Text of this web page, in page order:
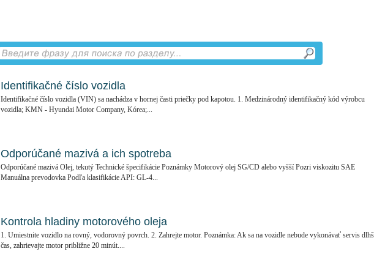
Identifikačné číslo vozidla
Identifikačné číslo vozidla (VIN) sa nachádza v hornej časti priečky pod kapotou. 1. Medzinárodný identifikačný kód výrobcu
vozidla; KMN - Hyundai Motor Company, Kórea;...
Odporúčané mazivá a ich spotreba
Odporúčané mazivá Olej, tekutý Technické špecifikácie Poznámky Motorový olej SG/CD alebo vyšší Pozri viskozitu SAE
Manuálna prevodovka Podľa klasifikácie API: GL-4...
Kontrola hladiny motorového oleja
1. Umiestnite vozidlo na rovný, vodorovný povrch. 2. Zahrejte motor. Poznámka: Ak sa na vozidle nebude vykonávať servis
čas, zahrievajte motor približne 20 minút....